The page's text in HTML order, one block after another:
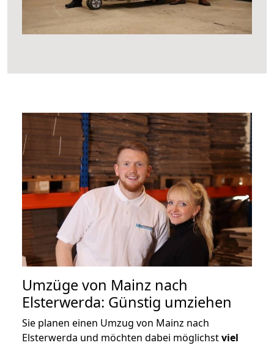
Umzüge von Mainz nach
Elsterwerda: Günstig umziehen
Sie planen einen Umzug von Mainz nach
Elsterwerda und möchten dabei möglichstviel